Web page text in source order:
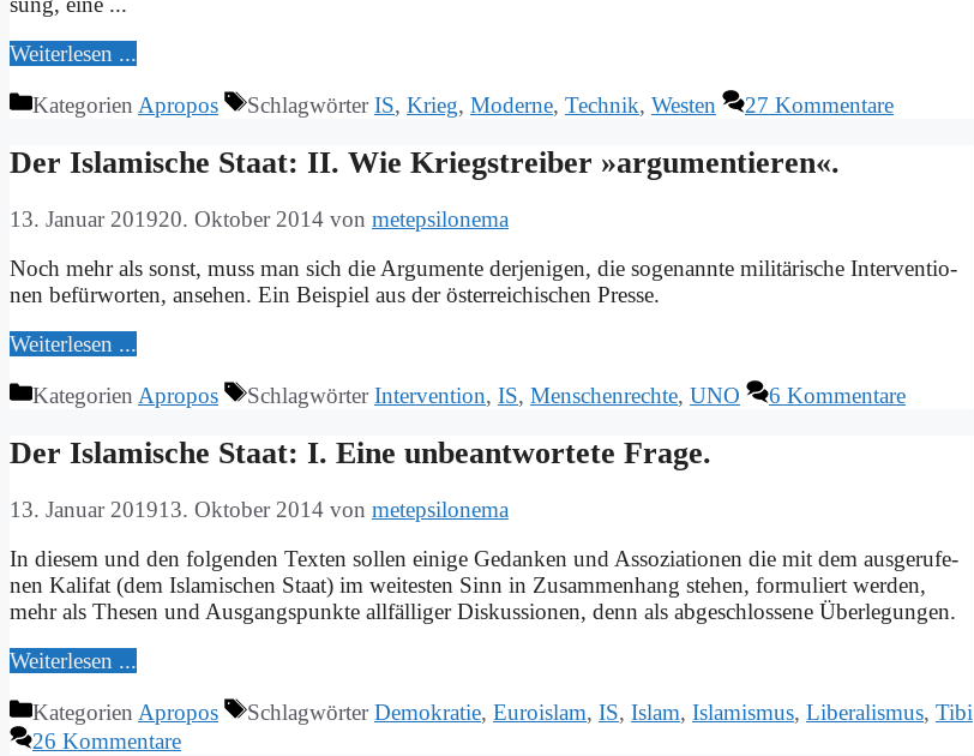
Wei­ter­le­sen ...
Kategorien Apropos SchlagwörterIS, Krieg, Moderne, Technik, Westen 27 Kommentare
Der Is­la­mi­sche Staat: II. Wie Kriegs­trei­ber »ar­gu­men­tie­ren«.
13. Januar 201920. Oktober 2014 von metepsilonema
Noch mehr als sonst, muss man sich die Ar­gu­men­te der­je­ni­gen, die so­ge­nann­te mi­li­tä­ri­sche In­ter­ven­tio­
nen be­für­wor­ten, an­se­hen. Ein Bei­spiel aus der öster­rei­chi­schen Pres­se.
Wei­ter­le­sen ...
Kategorien Apropos SchlagwörterIntervention, IS, Menschenrechte, UNO 6 Kommentare
Der Is­la­mi­sche Staat: I. Ei­ne un­be­ant­wor­te­te Fra­ge.
13. Januar 201913. Oktober 2014 von metepsilonema
In die­sem und den fol­gen­den Tex­ten sol­len ei­ni­ge Ge­dan­ken und As­so­zia­tio­nen die mit dem aus­ge­ru­fe­
nen Ka­li­fat (dem Is­la­mi­schen Staat) im wei­te­sten Sinn in Zu­sam­men­hang ste­hen, for­mu­liert wer­den,
mehr als The­sen und Aus­gangs­punk­te all­fäl­li­ger Dis­kus­sio­nen, denn als ab­ge­schlos­se­ne Über­le­gun­gen.
Wei­ter­le­sen ...
Kategorien Apropos SchlagwörterDemokratie, Euroislam, IS, Islam, Islamismus, Liberalismus, Tibi
26 Kommentare